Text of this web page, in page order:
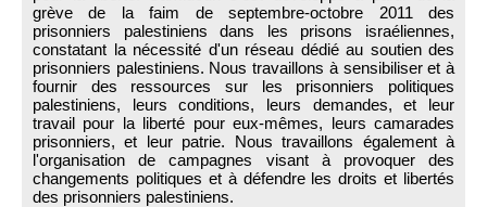
grève de la faim de septembre-octobre 2011 des
prisonniers palestiniens dans les prisons israéliennes,
constatant la nécessité d'un réseau dédié au soutien des
prisonniers palestiniens. Nous travaillons à sensibiliser et à
fournir des ressources sur les prisonniers politiques
palestiniens, leurs conditions, leurs demandes, et leur
travail pour la liberté pour eux-mêmes, leurs camarades
prisonniers, et leur patrie. Nous travaillons également à
l'organisation de campagnes visant à provoquer des
changements politiques et à défendre les droits et libertés
des prisonniers palestiniens.